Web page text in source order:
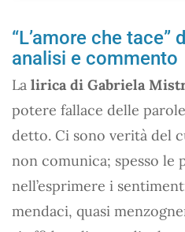
“L’amore che tace”
analisi e commento
La lirica di Gabriela
potere fallace delle
detto. Ci sono verità del
non comunica; spesso le
nell’esprimere i
mendaci, quasi